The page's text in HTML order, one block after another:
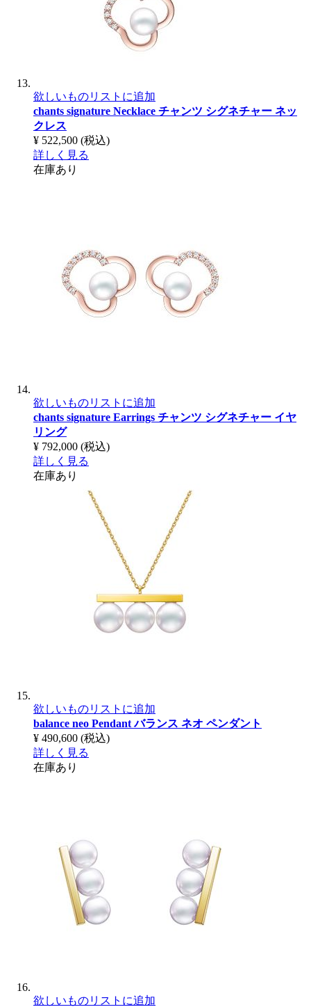
欲しいものリストに追加
chants signature Necklace チャンツ シグネチャー ネッ
クレス
¥ 522,500 (税込)
詳しく見る
在庫あり
欲しいものリストに追加
chants signature Earrings チャンツ シグネチャー イヤ
リング
¥ 792,000 (税込)
詳しく見る
在庫あり
欲しいものリストに追加
balance neo Pendantバランス ネオ ペンダント
¥ 490,600 (税込)
詳しく見る
在庫あり
欲しいものリストに追加